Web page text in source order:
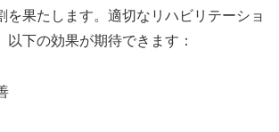
を果たします。適切なリハビリテーショ
以下の効果が期待できます：